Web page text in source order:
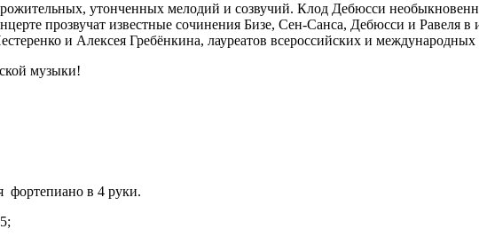
утонченных мелодий и созвучий. Клод Дебюсси
прозвучат известные сочинения Бизе, Сен-Санса, Дебюсси и Равеля в
и Алексея Гребёнкина, лауреатов всероссийских и международных
музыки!
фортепиано в 4 руки.